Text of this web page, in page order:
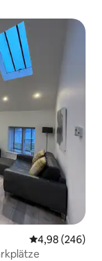
4,98 (246)